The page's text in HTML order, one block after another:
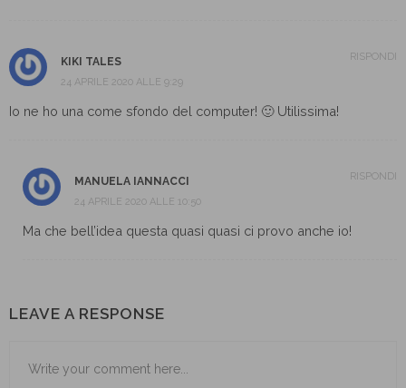
KIKI TALES
24 APRILE 2020 ALLE 9:29
Io ne ho una come sfondo del computer! 🙂 Utilissima!
RISPONDI
MANUELA IANNACCI
24 APRILE 2020 ALLE 10:50
Ma che bell’idea questa quasi quasi ci provo anche io!
RISPONDI
LEAVE A RESPONSE